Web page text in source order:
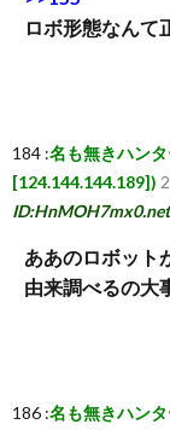
ロボ形態なんて
184 :名も無きハン
[124.144.144.189])
ID:HnMOH7mx0.net
ああのロボット
由来調べるの大
186 :名も無きハン